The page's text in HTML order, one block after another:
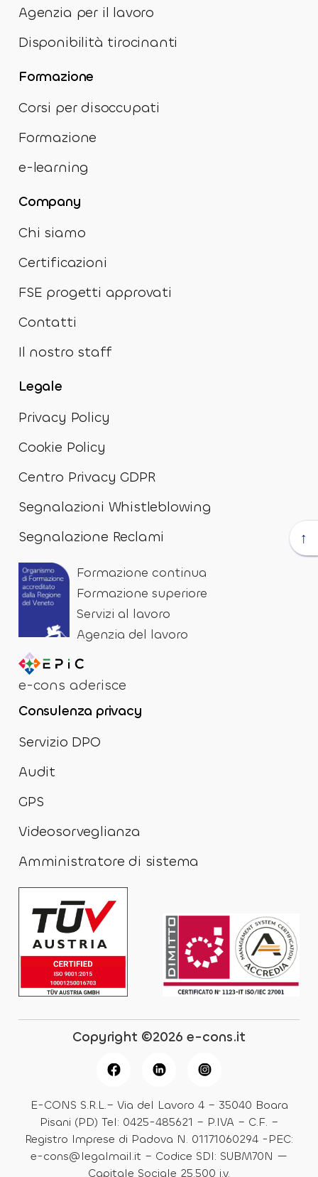
↑
Agenzia per il lavoro
Disponibilità tirocinanti
Formazione
Corsi per disoccupati
Formazione
e-learning
Company
Chi siamo
Certificazioni
FSE progetti approvati
Contatti
Il nostro staff
Legale
Privacy Policy
Cookie Policy
Centro Privacy GDPR
Segnalazioni Whistleblowing
Segnalazione Reclami
Formazione continua
Formazione superiore
Servizi al lavoro
Agenzia del lavoro
e-cons aderisce
Consulenza privacy
Servizio DPO
Audit
GPS
Videosorveglianza
Amministratore di sistema
Copyright ©2026 e-cons.it
E-CONS S.R.L.– Via del Lavoro 4 – 35040 Boara
Pisani (PD) Tel: 0425-485621 – P.IVA – C.F. –
Registro Imprese di Padova N. 01171060294 -PEC:
e-cons@legalmail.it – Codice SDI: SUBM70N —
Capitale Sociale 25.500 i.v.